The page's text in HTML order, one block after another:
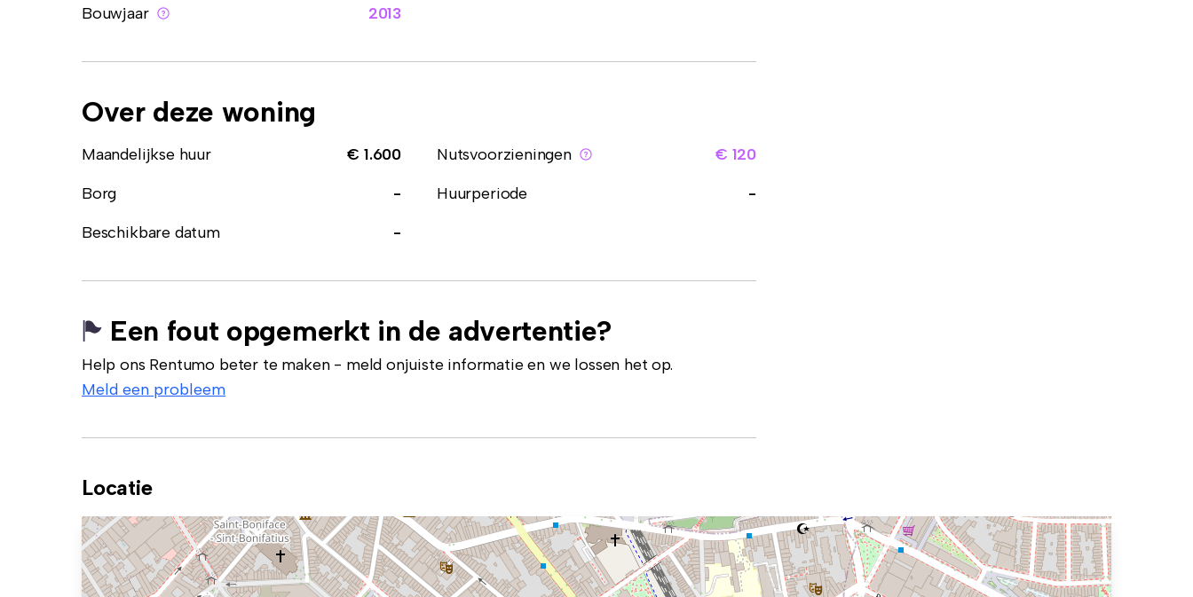
Bouwjaar
2013
Over deze woning
Maandelijkse huur € 1.600 Nutsvoorzieningen
€ 120
Borg
- Huurperiode
-
Beschikbare datum
-
Een fout opgemerkt in de advertentie?
Help ons Rentumo beter te maken - meld onjuiste informatie en we lossen het op.
Meld een probleem
Locatie